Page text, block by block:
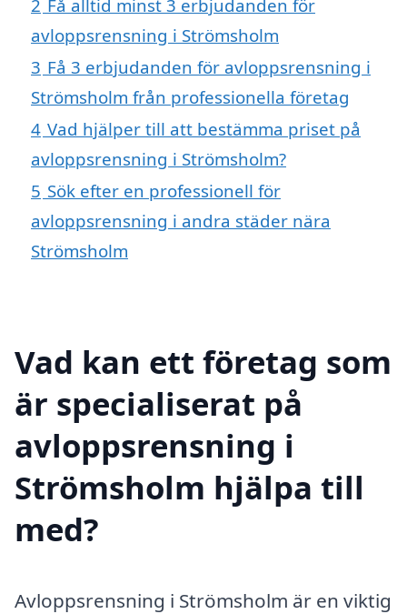
2 Få alltid minst 3 erbjudanden för
avloppsrensning i Strömsholm
3 Få 3 erbjudanden för avloppsrensning i
Strömsholm från professionella företag
4 Vad hjälper till att bestämma priset på
avloppsrensning i Strömsholm?
5 Sök efter en professionell för
avloppsrensning i andra städer nära
Strömsholm
Vad kan ett företag som
är specialiserat på
avloppsrensning i
Strömsholm hjälpa till
med?
Avloppsrensning i Strömsholm är en viktig